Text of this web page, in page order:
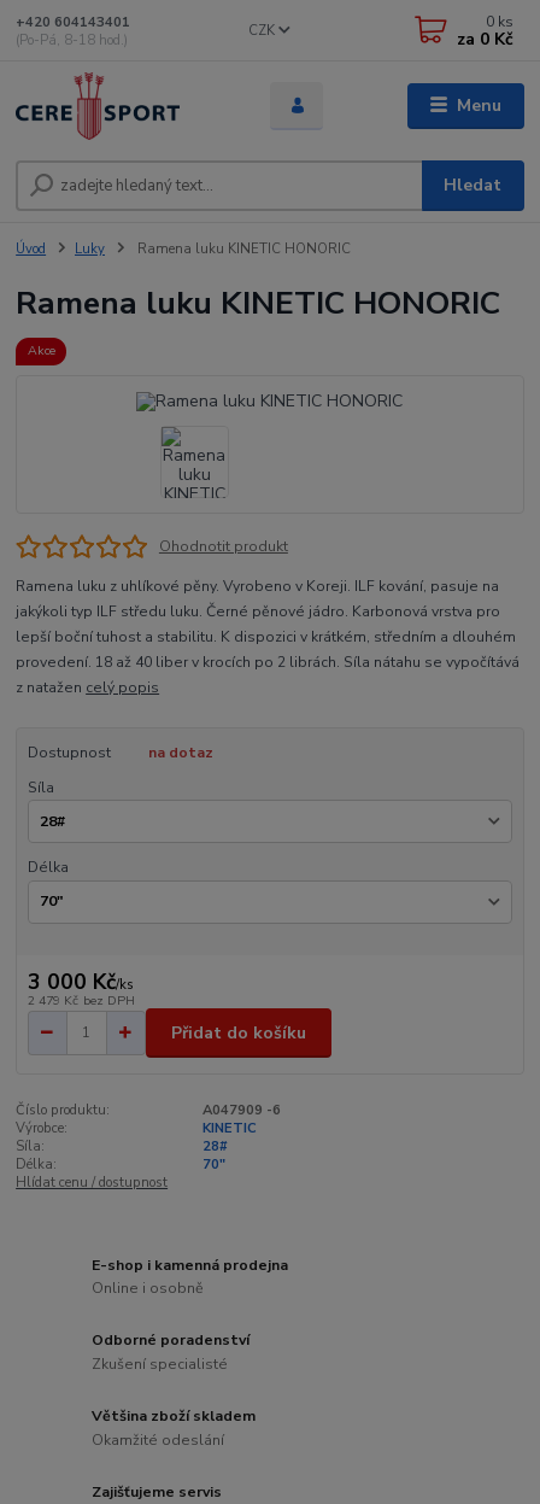
Menu
CZK
Hledat
+420 604143401
(Po-Pá, 8-18 hod.)
0 ks
za 0 Kč
Úvod Luky Ramena luku KINETIC HONORIC
Ramena luku KINETIC HONORIC
Akce
Ohodnotit produkt
Ramena luku z uhlíkové pěny. Vyrobeno v Koreji. ILF kování, pasuje na
jakýkoli typ ILF středu luku. Černé pěnové jádro. Karbonová vrstva pro
lepší boční tuhost a stabilitu. K dispozici v krátkém, středním a dlouhém
provedení. 18 až 40 liber v krocích po 2 librách. Síla nátahu se vypočítává
z natažen celý popis
Dostupnost
na dotaz
Síla
Délka
3 000 Kč/ks
2 479 Kč bez DPH
Přidat do košíku
Číslo produktu:
A047909 -6
Výrobce:
KINETIC
Síla:
28#
Délka:
70"
Hlídat cenu / dostupnost
E-shop i kamenná prodejna
Online i osobně
Odborné poradenství
Zkušení specialisté
Většina zboží skladem
Okamžité odeslání
Zajišťujeme servis